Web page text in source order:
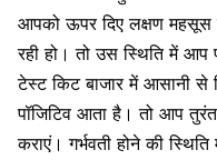
आपको ऊपर दिए लक्षण महसूस
रही हो। तो उस स्थिति में
टेस्ट किटबाजार में आसानी से
पॉजिटिव आता है। तो आप
कराएं। गर्भवती होने की